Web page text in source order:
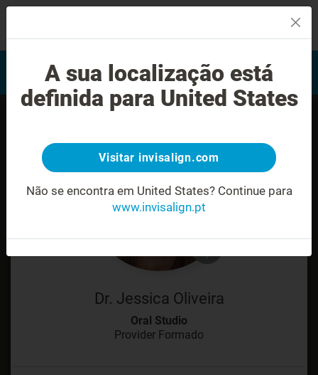
Avaliação do sorriso
Encontrar um Invisalign
provider
Dr. Jessica Oliveira
Oral Studio
Provider Formado
A sua localização está
definida para United States
Visitar invisalign.com
Não se encontra em United States? Continue para
www.invisalign.pt